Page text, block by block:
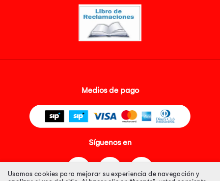
Medios de pago
Síguenos en
Usamos cookies para mejorar su experiencia de navegación y